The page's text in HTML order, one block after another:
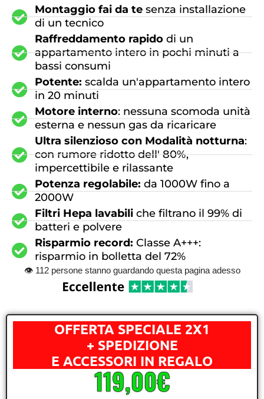
Montaggio fai da tesenza installazione
di un tecnico
Raffreddamento rapidodi un
appartamento intero in pochi minuti a
bassi consumi
Potente: scalda un'appartamento intero
in 20 minuti
Motore interno: nessuna scomoda unità
esterna e nessun gas da ricaricare
Ultra silenzioso con Modalità notturna:
con rumore ridotto dell' 80%,
impercettibile e rilassante
Potenza regolabile: da 1000W fino a
2000W
Filtri Hepa lavabiliche filtrano il 99% di
batteri e polvere
Risparmio record: Classe A+++:
risparmio in bolletta del 72%
👁 112persone stanno guardando questa pagina adesso
OFFERTA SPECIALE 2X1
+ SPEDIZIONE
E ACCESSORI IN REGALO
119,00€